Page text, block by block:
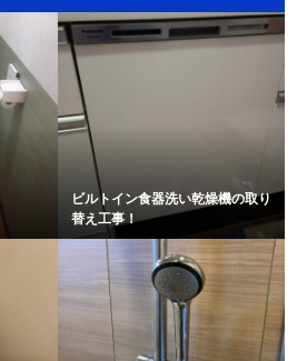
ビルトイン食器洗い乾燥機の取り
替え工事！